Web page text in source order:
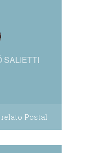
SALIETTI
Postal